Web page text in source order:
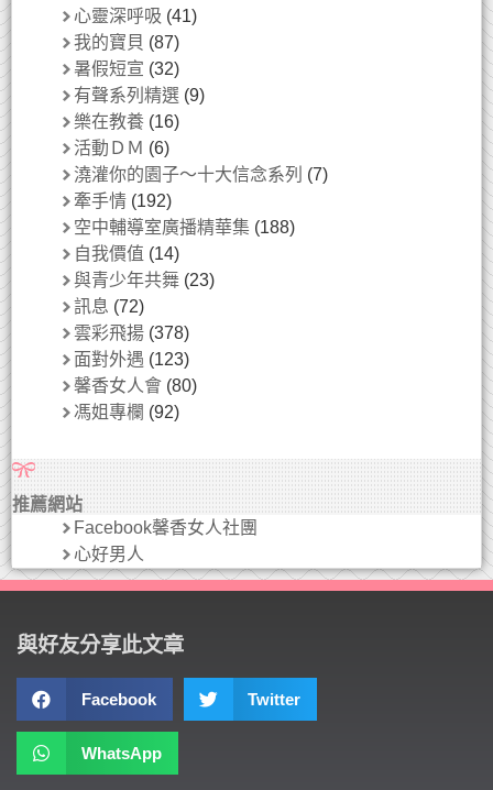
心靈深呼吸 (41)
我的寶貝 (87)
暑假短宣 (32)
有聲系列精選 (9)
樂在教養 (16)
活動ＤＭ (6)
澆灌你的園子～十大信念系列 (7)
牽手情 (192)
空中輔導室廣播精華集 (188)
自我價值 (14)
與青少年共舞 (23)
訊息 (72)
雲彩飛揚 (378)
面對外遇 (123)
馨香女人會 (80)
馮姐專欄 (92)
推薦網站
Facebook馨香女人社團
心好男人
與好友分享此文章
Facebook Twitter
WhatsApp